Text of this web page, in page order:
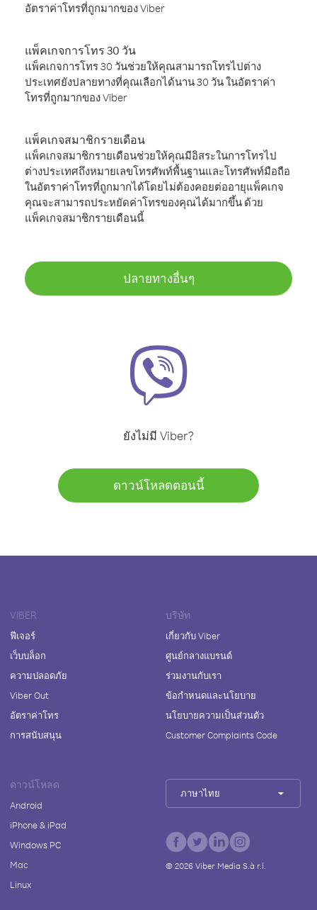
อัตราค่าโทรที่ถูกมากของ Viber
แพ็คเกจการโทร 30 วัน
แพ็คเกจการโทร 30 วันช่วยให้คุณสามารถโทรไปต่าง
ประเทศยังปลายทางที่คุณเลือกได้นาน 30 วัน ในอัตราค่า
โทรที่ถูกมากของ Viber
แพ็คเกจสมาชิกรายเดือน
แพ็คเกจสมาชิกรายเดือนช่วยให้คุณมีอิสระในการโทรไป
ต่างประเทศถึงหมายเลขโทรศัพท์พื้นฐานและโทรศัพท์มือถือ
ในอัตราค่าโทรที่ถูกมากได้โดยไม่ต้องคอยต่ออายุแพ็คเกจ
คุณจะสามารถประหยัดค่าโทรของคุณได้มากขึ้น ด้วย
แพ็คเกจสมาชิกรายเดือนนี้
ปลายทางอื่นๆ
ยังไม่มี Viber?
ดาวน์โหลดตอนนี้
VIBER
ฟีเจอร์
เว็บบล็อก
ความปลอดภัย
Viber Out
อัตราค่าโทร
การสนับสนุน
บริษัท
เกี่ยวกับ Viber
ศูนย์กลางแบรนด์
ร่วมงานกับเรา
ข้อกำหนดและนโยบาย
นโยบายความเป็นส่วนตัว
Customer Complaints Code
ดาวน์โหลด
Android
iPhone & iPad
Windows PC
Mac
Linux
ภาษาไทย
© 2026Viber Media S.à r.l.